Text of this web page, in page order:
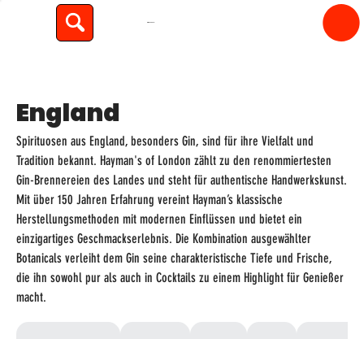
spiritfly
England
Spirituosen aus England, besonders Gin, sind für ihre Vielfalt und
Tradition bekannt. Hayman's of London zählt zu den renommiertesten
Gin-Brennereien des Landes und steht für authentische Handwerkskunst.
Mit über 150 Jahren Erfahrung vereint Hayman’s klassische
Herstellungsmethoden mit modernen Einflüssen und bietet ein
einzigartiges Geschmackserlebnis. Die Kombination ausgewählter
Botanicals verleiht dem Gin seine charakteristische Tiefe und Frische,
die ihn sowohl pur als auch in Cocktails zu einem Highlight für Genießer
macht.